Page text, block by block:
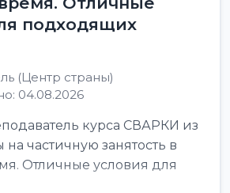
подходящих
(Центр страны)
04.08.2026
курса СВАРКИ из
на частичную занятость в
Отличные условия для